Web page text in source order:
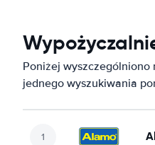
Poniżej
jednego wyszukiwania